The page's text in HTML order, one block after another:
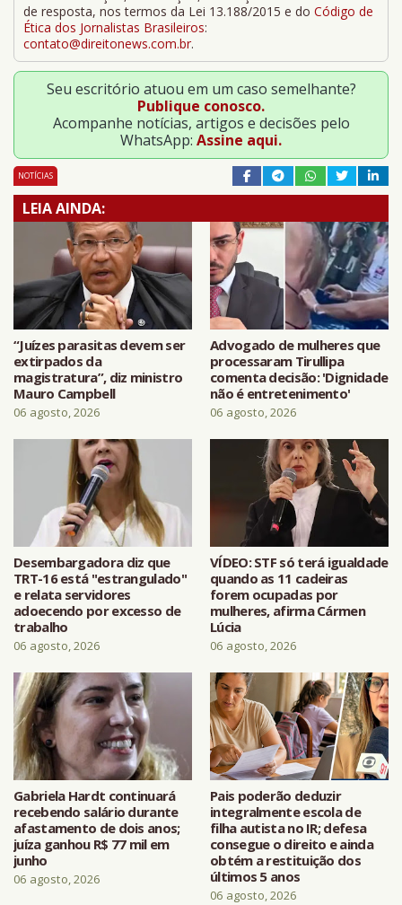
de resposta, nos termos da Lei 13.188/2015 e do Código de
Ética dos Jornalistas Brasileiros:
contato@direitonews.com.br.
Seu escritório atuou em um caso semelhante?
Publique conosco.
Acompanhe notícias, artigos e decisões pelo
WhatsApp: Assine aqui.
NOTÍCIAS
LEIA AINDA:
“Juízes parasitas devem ser
extirpados da
magistratura”, diz ministro
Mauro Campbell
06 agosto, 2026
Advogado de mulheres que
processaram Tirullipa
comenta decisão: 'Dignidade
não é entretenimento'
06 agosto, 2026
Desembargadora diz que
TRT-16 está "estrangulado"
e relata servidores
adoecendo por excesso de
trabalho
06 agosto, 2026
VÍDEO: STF só terá igualdade
quando as 11 cadeiras
forem ocupadas por
mulheres, afirma Cármen
Lúcia
06 agosto, 2026
Gabriela Hardt continuará
recebendo salário durante
afastamento de dois anos;
juíza ganhou R$ 77 mil em
junho
06 agosto, 2026
Pais poderão deduzir
integralmente escola de
filha autista no IR; defesa
consegue o direito e ainda
obtém a restituição dos
últimos 5 anos
06 agosto, 2026